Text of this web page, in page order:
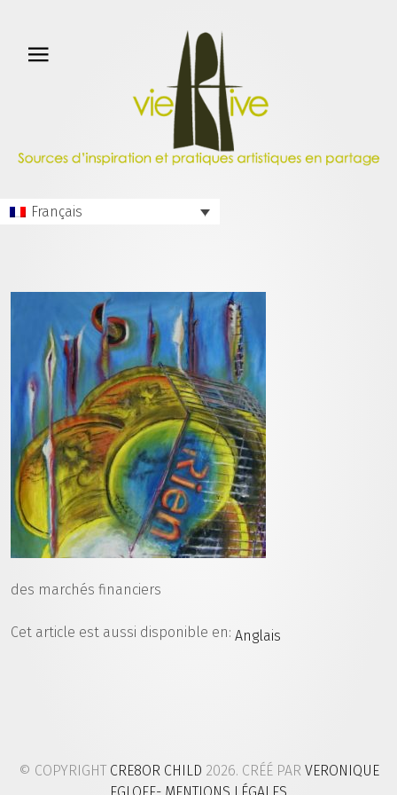
Français
des marchés financiers
Cet article est aussi disponible en: Anglais
© COPYRIGHT CRE8OR CHILD 2026. CRÉÉ PAR VERONIQUE